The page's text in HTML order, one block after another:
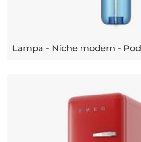
Lampa - Niche modern - Pod